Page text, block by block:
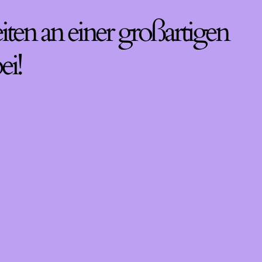
an einer großartigen